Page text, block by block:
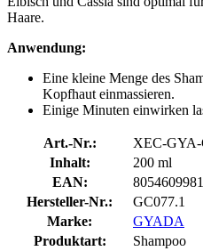
Haare.
Anwendung:
Eine kleine Menge des
Kopfhaut einmassieren.
Einige Minuten einwirken
Art.-Nr.:
XEC-GYA-
Inhalt:
200 ml
EAN:
Hersteller-Nr.:
GC077.1
Marke:
GYADA
Produktart:
Shampoo